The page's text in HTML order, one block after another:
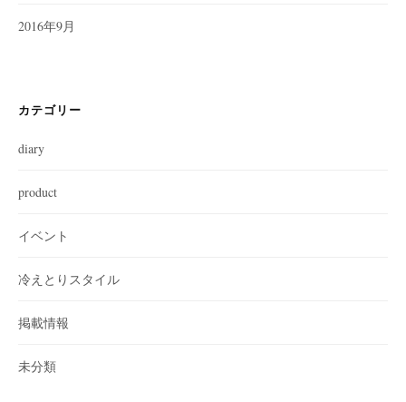
2016年9月
カテゴリー
diary
product
イベント
冷えとりスタイル
掲載情報
未分類